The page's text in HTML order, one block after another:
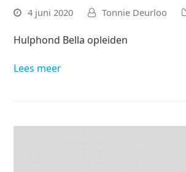
4 juni 2020 Tonnie Deurloo
Hulphond Bella opleiden
Lees meer